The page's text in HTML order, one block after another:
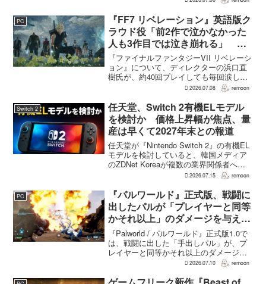
はエンディングへ収束...
PC
『FF7 リベレーション』英語版ク
ラウド役「前2作で泣かなかった
人も3作目では泣き崩れる」 浜
口Dも約40回泣いたクラウドの重
要場面に言及
『ファイナルファンタジーVII リベレーシ
ョン』について、ディレクターの浜口直
樹氏が、約40回プレイしても毎回涙した
というクラウドの重要な場面について語
氏も、「最初の2作で泣かなかった人も...
2026.07.08 remoon
Switch 2
任天堂、Switch 2有機ELモデル
を検討か 価格上昇幅が焦点、量
産は早くて2027年末との報道
任天堂が『Nintendo Switch 2』の有機EL
モデルを検討していると、韓国メディア
のZDNet Koreaが複数の業界関係者への
取材をもとに報じた。現行のLCDモデル
ず、決定した場合は2026年...
2026.07.15 remoon
PC
『パルワールド』正式版、戦闘に
出したパルが「プレイヤーと同等
かそれ以上」のダメージを与えら
れるように
『Palworld / パルワールド』正式版1.0で
は、戦闘に出した「手出しパル」が、プ
レイヤーと同等かそれ以上のダメージを
敵に与えられるようになった。ほぼすべ
挙動、クールダウン時間、使いやすさが
2026.07.10 remoon